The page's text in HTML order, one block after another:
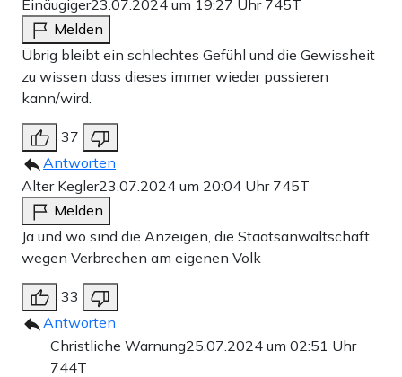
Einäugiger23.07.2024 um 19:27 Uhr 745T
Melden
Übrig bleibt ein schlechtes Gefühl und die Gewissheit
zu wissen dass dieses immer wieder passieren
kann/wird.
37
Antworten
Alter Kegler23.07.2024 um 20:04 Uhr 745T
Melden
Ja und wo sind die Anzeigen, die Staatsanwaltschaft
wegen Verbrechen am eigenen Volk
33
Antworten
Christliche Warnung25.07.2024 um 02:51 Uhr
744T